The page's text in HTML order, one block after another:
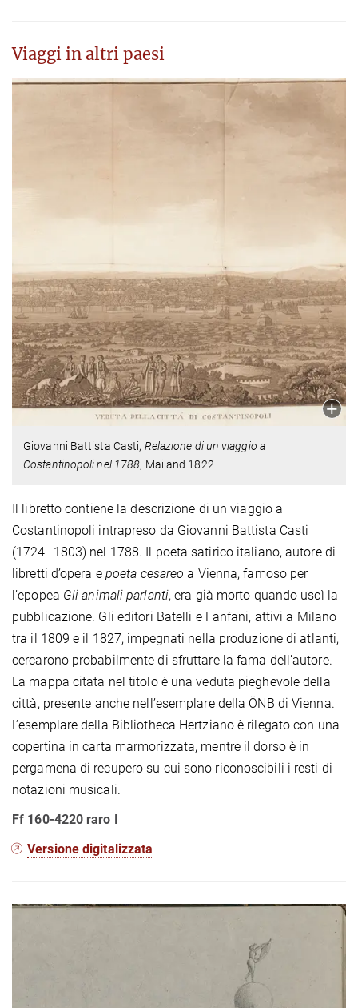
Viaggi in altri paesi
Giovanni Battista Casti, Relazione di un viaggio a
Costantinopoli nel 1788, Mailand 1822
Il libretto contiene la descrizione di un viaggio a
Costantinopoli intrapreso da Giovanni Battista Casti
(1724–1803) nel 1788. Il poeta satirico italiano, autore di
libretti d’opera e poeta cesareo a Vienna, famoso per
l’epopea Gli animali parlanti, era già morto quando uscì la
pubblicazione. Gli editori Batelli e Fanfani, attivi a Milano
tra il 1809 e il 1827, impegnati nella produzione di atlanti,
cercarono probabilmente di sfruttare la fama dell’autore.
La mappa citata nel titolo è una veduta pieghevole della
città, presente anche nell’esemplare della ÖNB di Vienna.
L’esemplare della Bibliotheca Hertziano è rilegato con una
copertina in carta marmorizzata, mentre il dorso è in
pergamena di recupero su cui sono riconoscibili i resti di
notazioni musicali.
Ff 160-4220 raro I
Versione digitalizzata